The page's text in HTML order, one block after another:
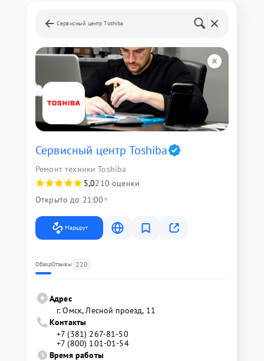
Сервисный центр Toshiba
Сервисный центр Toshiba
Ремонт техники Toshiba
5,0210 оценки
Открыто до 21:00
Маршрут
ОбзорОтзывы 220
Адрес
г. Омск, ​Лесной проезд, 11
Контакты
+7 (381) 267-81-50
+7 (800) 101-01-54
Время работы